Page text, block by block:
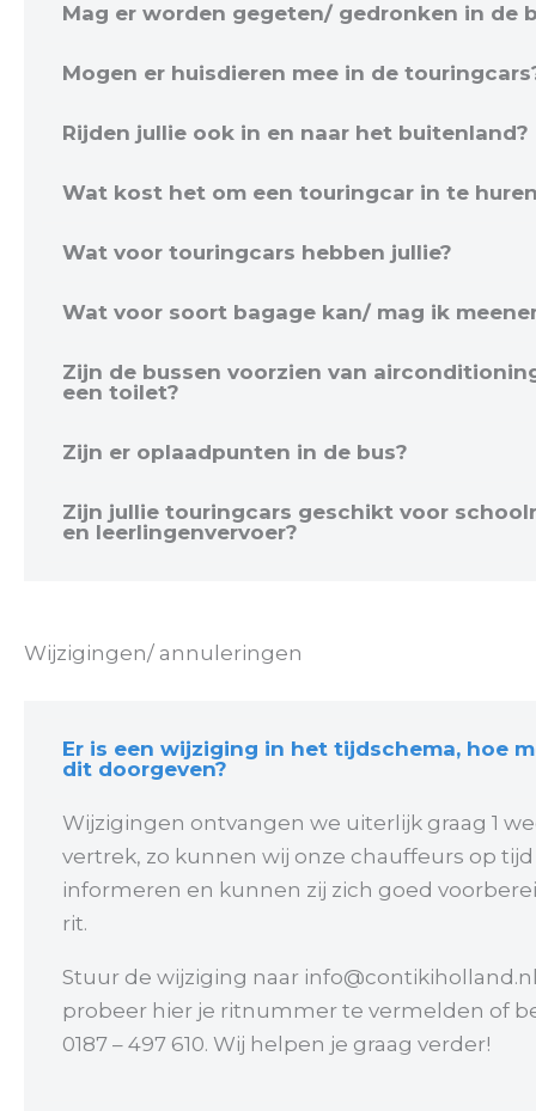
Mag er worden gegeten/ gedronken in de
Mogen er huisdieren mee in de
Rijden jullie ook in en naar het buitenland?
Wat kost het om een touringcar in te
Wat voor touringcars hebben jullie?
Wat voor soort bagage kan/ mag ik
Zijn de bussen voorzien van
een toilet?
Zijn er oplaadpunten in de bus?
Zijn jullie touringcars geschikt voor
en leerlingenvervoer?
Wijzigingen/ annuleringen
Er is een wijziging in het tijdschema, hoe
dit doorgeven?
Wijzigingen ontvangen we uiterlijk graag 1
vertrek, zo kunnen wij onze chauffeurs op tijd
informeren en kunnen zij zich goed
rit.
Stuur de wijziging naar
probeer hier je ritnummer te vermelden of
0187 – 497 610. Wij helpen je graag verder!